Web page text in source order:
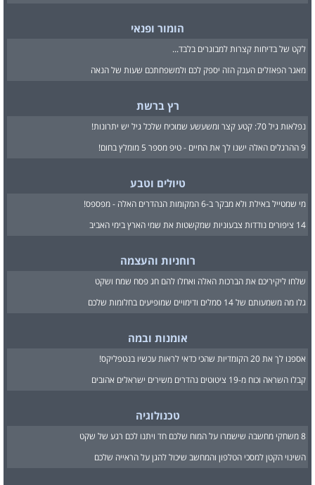
הומור ופנאי
לקט של בדיחות קצרות למבוגרים בלבד...
מאגר הפאזלים הענק הזה יספק לכם ולמשפחתכם שעות של הנאה
רץ ברשת
נפלאות גיל 70: קטע קצר ומשעשע שמוכיח שלכל גיל יש יתרונות!
9 ההרגלים האלה ישנו לך את החיים - טיפ מספר 5 מומלץ בחום!
טיולים וטבע
מי שמטייל באילת ולא מבקר ב-6 המקומות הנהדרים האלה - מפספס!
14 ציפורים נודדות צבעוניות שמקשטות את שמי הארץ בימי האביב
רוחניות והעצמה
שלחו ליקיריכם את הברכות האלה ואחלו להם חג פסח שמח ושקט
גלו מה משמעותם של 14 סמלים ודימויים שמופיעים בחלומות שלכם
אומנות ובמה
אספנו לך את 20 הקומדיות שהכי כדאי לראות עכשיו בנטפליקס!
קבלו השראה וכוח מ-19 ציטוטים נהדרים משירים ישראלים אהובים
טכנולוגיה
8 משחקי מחשבה שישמרו על המוח שלכם חד ויתנו לכם רגע של שקט
השינוי הקטן למסכי הטלפון והמחשב שיכול להגן על הראייה שלכם